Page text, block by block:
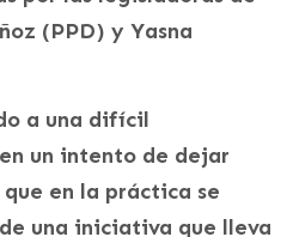
(PPD) y Yasna
a una difícil
un intento de dejar
en la práctica se
una iniciativa que lleva